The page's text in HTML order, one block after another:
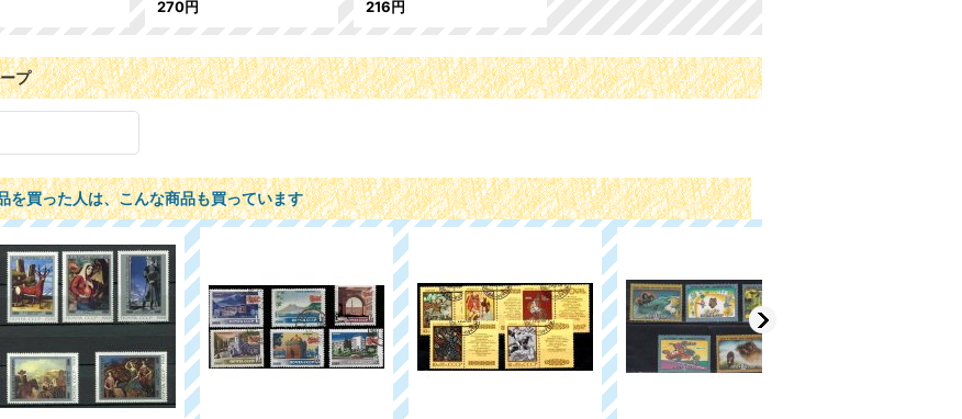
270円
216円
プ
を買った人は、こんな商品も買っています